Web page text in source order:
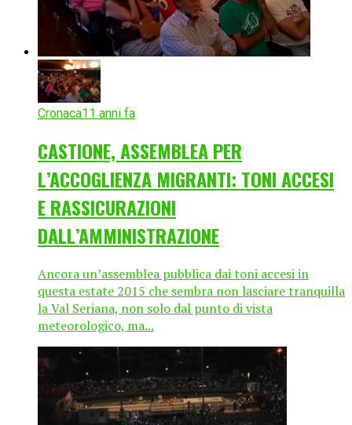
Cronaca11 anni fa
CASTIONE, ASSEMBLEA PER
L’ACCOGLIENZA MIGRANTI: TONI ACCESI
E RASSICURAZIONI
DALL’AMMINISTRAZIONE
Ancora un’assemblea pubblica dai toni accesi in
questa estate 2015 che sembra non lasciare tranquilla
la Val Seriana, non solo dal punto di vista
meteorologico, ma...